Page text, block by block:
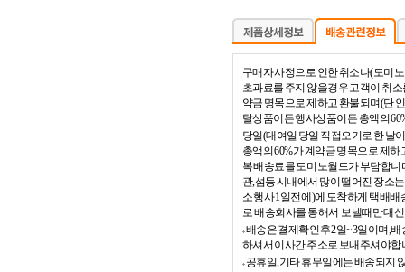
구매자 사정으로 인한 취소나(도미
초과료를 주지 않을경우 고객이 취
약금 명목으로 제하고 환불되며(단
탈상품이든 행사상품이든 총액의
당일(대여일 당일 직접오기로 한 날
총액의 60%가 계약금 명목으로 제
복 배송료를 도미노월드가 부담합
관,섬등 시내에서 많이 떨어진 장소
소 행사 1일전에)에 도착하게 택배
로 배송회사를 통해서 보낼때만 대
배송은 결제확인후 2일~3일이며,
하셔서 이사간 주소로 보내주셔야합
공휴일,기타 휴무일에는 배송되지